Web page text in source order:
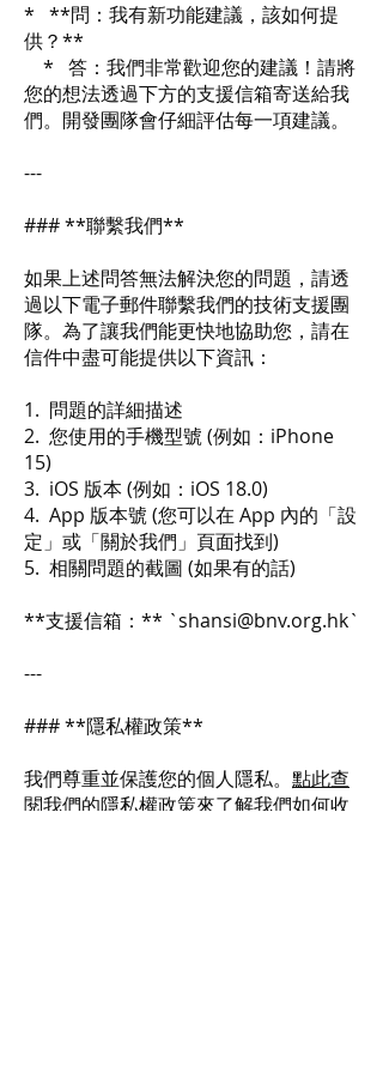
* **問：我有新功能建議，該如何提
供？**
* 答：我們非常歡迎您的建議！請將
您的想法透過下方的支援信箱寄送給我
們。開發團隊會仔細評估每一項建議。
---
### **聯繫我們**
如果上述問答無法解決您的問題，請透
過以下電子郵件聯繫我們的技術支援團
隊。為了讓我們能更快地協助您，請在
信件中盡可能提供以下資訊：
1. 問題的詳細描述
2. 您使用的手機型號 (例如：iPhone
15)
3. iOS 版本 (例如：iOS 18.0)
4. App 版本號 (您可以在 App 內的「設
定」或「關於我們」頁面找到)
5. 相關問題的截圖 (如果有的話)
**支援信箱：** `shansi@bnv.org.hk`
---
### **隱私權政策**
我們尊重並保護您的個人隱私。 點此查
閱我們的隱私權政策來了解我們如何收